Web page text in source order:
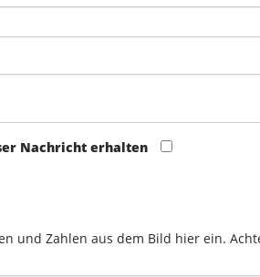
Nachricht erhalten
und Zahlen aus dem Bild hier ein.